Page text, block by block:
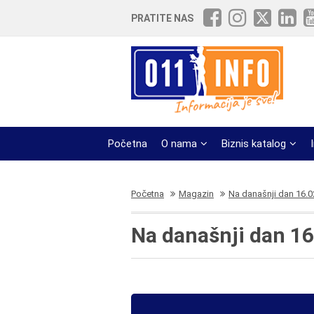
PRATITE NAS
Početna O nama Biznis katalog
Početna Magazin Na današnji dan
Na današnji dan